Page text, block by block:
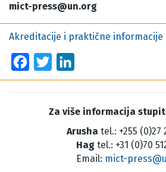
mict-press@un.org
Akreditacije i praktične informacije
Facebook
Twitter
Za više informacija
Arusha tel.: +255 (0)27
Hag tel.: +31 (0)70
Email: mict-